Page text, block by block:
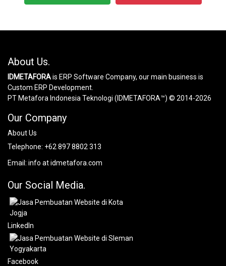
About Us.
IDMETAFORAis ERP Software Company, our main business is
Custom ERP Development.
PT Metafora Indonesia Teknologi (IDMETAFORA™) © 2014-2026
Our Company
About Us
Telephone: +62 897 8802 313
Email: info at idmetafora.com
Our Social Media.
LinkedIn
Facebook